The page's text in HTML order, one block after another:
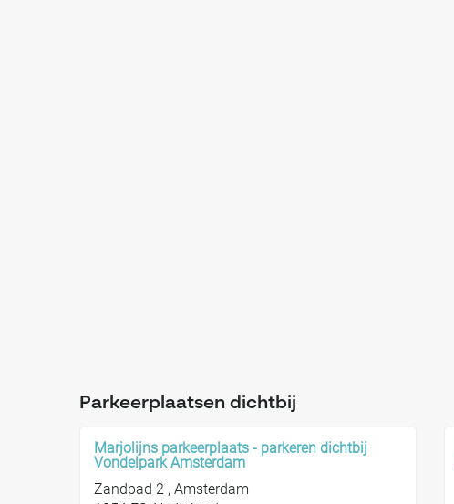
Parkeerplaatsen dichtbij
Marjolijns parkeerplaats - parkeren dichtbij
Vondelpark Amsterdam
Zandpad 2 , Amsterdam